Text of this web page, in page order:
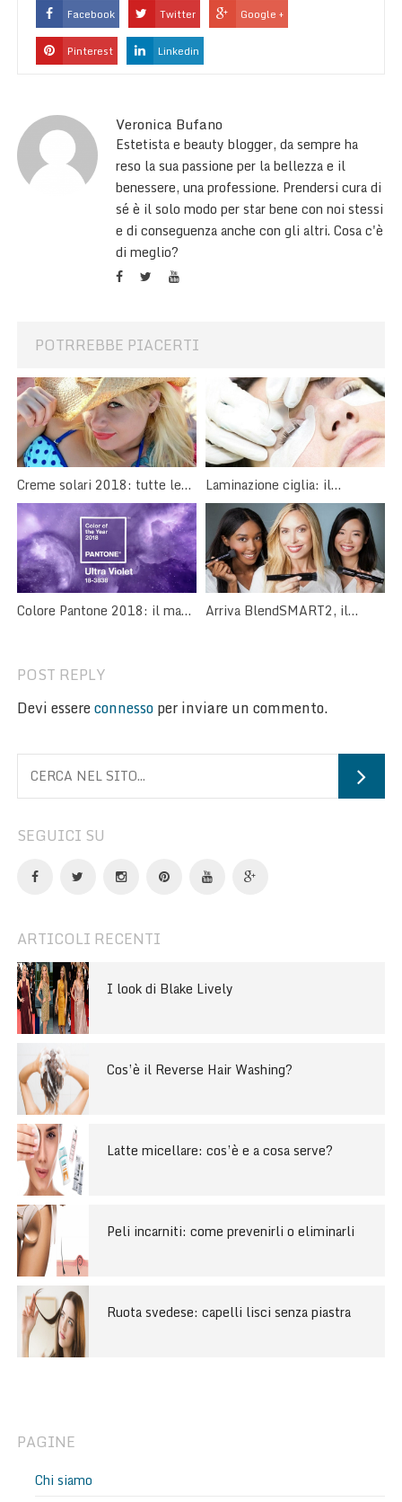
Facebook Twitter Google +
Pinterest Linkedin
Veronica Bufano
Estetista e beauty blogger, da sempre ha
reso la sua passione per la bellezza e il
benessere, una professione. Prendersi cura di
sé è il solo modo per star bene con noi stessi
e di conseguenza anche con gli altri. Cosa c'è
di meglio?
POTRREBBE PIACERTI
Creme solari 2018: tutte le
novità per un’abbronzatura
perfetta
Laminazione ciglia: il
trattamento curativo per le
ciglia
Colore Pantone 2018: il make
Arriva BlendSMART2, il
POST REPLY
Devi essereconnessoper inviare un commento.
SEGUICI SU
ARTICOLI RECENTI
I look di Blake Lively
Cos’è il Reverse Hair Washing?
Latte micellare: cos’è e a cosa serve?
Peli incarniti: come prevenirli o eliminarli
Ruota svedese: capelli lisci senza piastra
PAGINE
Chi siamo